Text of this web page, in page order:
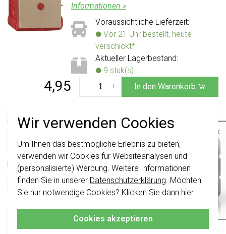
Wir verwenden Cookies
Um Ihnen das bestmögliche Erlebnis zu bieten,
verwenden wir Cookies für Websiteanalysen und
(personalisierte) Werbung. Weitere Informationen
finden Sie in unserer Datenschutzerklärung . Möchten
Sie nur notwendige Cookies? Klicken Sie dann hier
Cookies akzeptieren
Informationen »
Voraussichtliche Lieferzeit:
Vor 21 Uhr bestellt, heute
verschickt*
Aktueller Lagerbestand:
9 stuk(s)
4,95 +
- In den Warenkorb
fach flach (289600)
Gerätedose Gira E2 für den flachen
Einbau. Abmessungen in mm: 84 x 84 x
60,5 (b x h x t).Weitere Informationen »
Voraussichtliche Lieferzeit:
Vor 21 Uhr bestellt, heute
Aktueller Lagerbestand:
58 stuk(s)
×
Wichtig: Gira Schalter und
Schalterwippen wurden erneuert. Sie sind
2024 kombinierbar.
Klicken Sie hier
für weitere Informationen,
damit Sie immer das Richtige bestellen.